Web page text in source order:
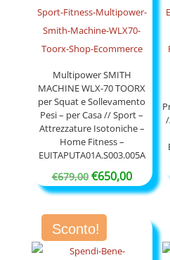
Multipower SMITH
MACHINE WLX-70 TOORX
per Squat e Sollevamento
Pesi – per Casa // Sport –
Attrezzature Isotoniche –
Home Fitness –
EUITAPUTA01A.S003.005A
€679,00 Il
prezzo
originale
era:
€679,00.
€650,00Il
prezzo
Sconto!